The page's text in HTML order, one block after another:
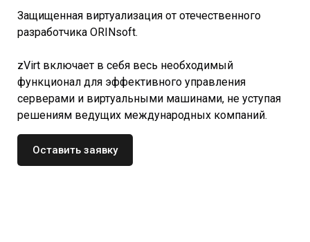
Защищенная виртуализация от отечественного
разработчика ORINsoft.
zVirt включает в себя весь необходимый
функционал для эффективного управления
серверами и виртуальными машинами, не уступая
решениям ведущих международных компаний.
Оставить заявку